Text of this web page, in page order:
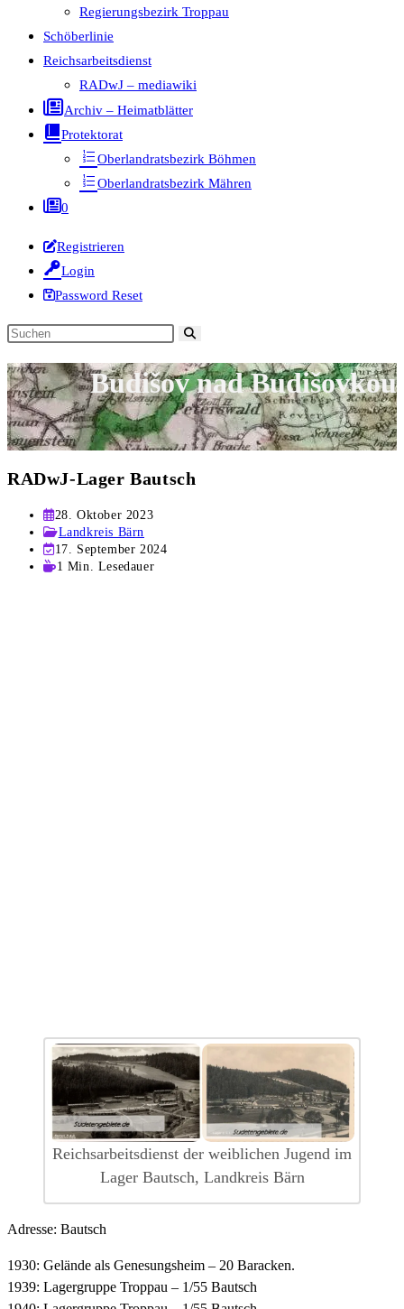
Regierungsbezirk Troppau
Schöberlinie
Reichsarbeitsdienst
RADwJ – mediawiki
Archiv – Heimatblätter
Protektorat
Oberlandratsbezirk Böhmen
Oberlandratsbezirk Mähren
0
Registrieren
Login
Password Reset
Diese
durchsuchen
Budišov nad Budišovkou
RADwJ-Lager Bautsch
Beitrag
veröffentlicht:
28. Oktober 2023
Beitrags-
Kategorie:
Landkreis Bärn
Beitrag
zuletzt
17. September 2024
Lesedauer:
1 Min. Lesedauer
Reichsarbeitsdienst der weiblichen Jugend im
Lager Bautsch, Landkreis Bärn
Adresse: Bautsch
1930: Gelände als Genesungsheim – 20 Baracken.
1939: Lagergruppe Troppau – 1/55 Bautsch